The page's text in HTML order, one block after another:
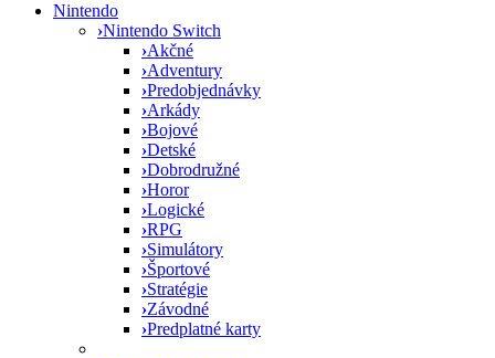
Nintendo
›Nintendo Switch
›Akčné
›Adventury
›Predobjednávky
›Arkády
›Bojové
›Detské
›Dobrodružné
›Horor
›Logické
›RPG
›Simulátory
›Športové
›Stratégie
›Závodné
›Predplatné karty